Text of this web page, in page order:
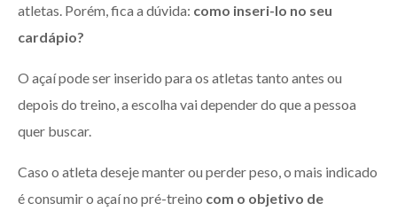
atletas. Porém, fica a dúvida: como inseri-lo no seu
cardápio?
O açaí pode ser inserido para os atletas tanto antes ou
depois do treino, a escolha vai depender do que a pessoa
quer buscar.
Caso o atleta deseje manter ou perder peso, o mais indicado
é consumir o açaí no pré-treino com o objetivo de